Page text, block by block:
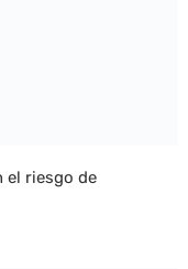
el riesgo de